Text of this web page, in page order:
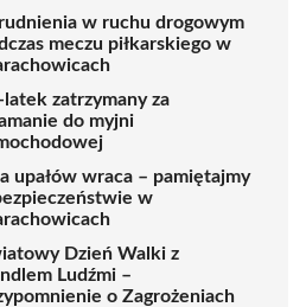
w ruchu drogowym
meczu piłkarskiego w
latek zatrzymany za
do myjni
upałów wraca – pamiętajmy
w
Dzień Walki z
Ludźmi –
o Zagrożeniach